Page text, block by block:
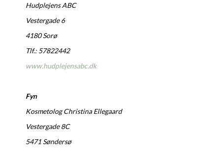
Hudplejens ABC
Vestergade 6
4180 Sorø
Tlf.: 57822442
www.hudplejensabc.dk
Fyn
Kosmetolog Christina Ellegaard
Vestergade 8C
5471 Søndersø